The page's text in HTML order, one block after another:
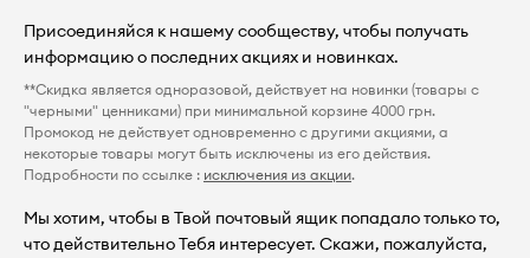
Присоединяйся к нашему сообществу, чтобы получать
информацию о последних акциях и новинках.
**Скидка является одноразовой, действует на новинки (товары с
"черными" ценниками) при минимальной корзине 4000 грн.
Промокод не действует одновременно с другими акциями, а
некоторые товары могут быть исключены из его действия.
Подробности по ссылке : исключения из акции.
Мы хотим, чтобы в Твой почтовый ящик попадало только то,
что действительно Тебя интересует. Скажи, пожалуйста,